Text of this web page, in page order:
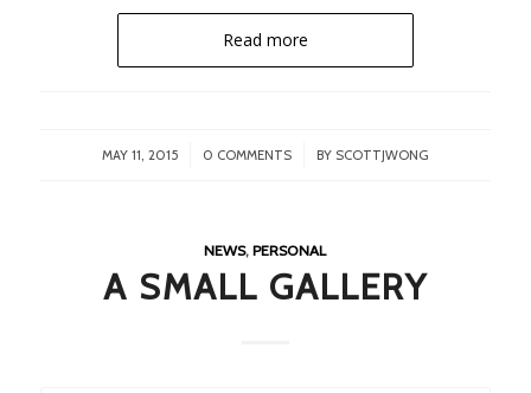
Read more
MAY 11, 2015
/ 0 COMMENTS
/ BY SCOTTJWONG
NEWS,PERSONAL
A SMALL GALLERY